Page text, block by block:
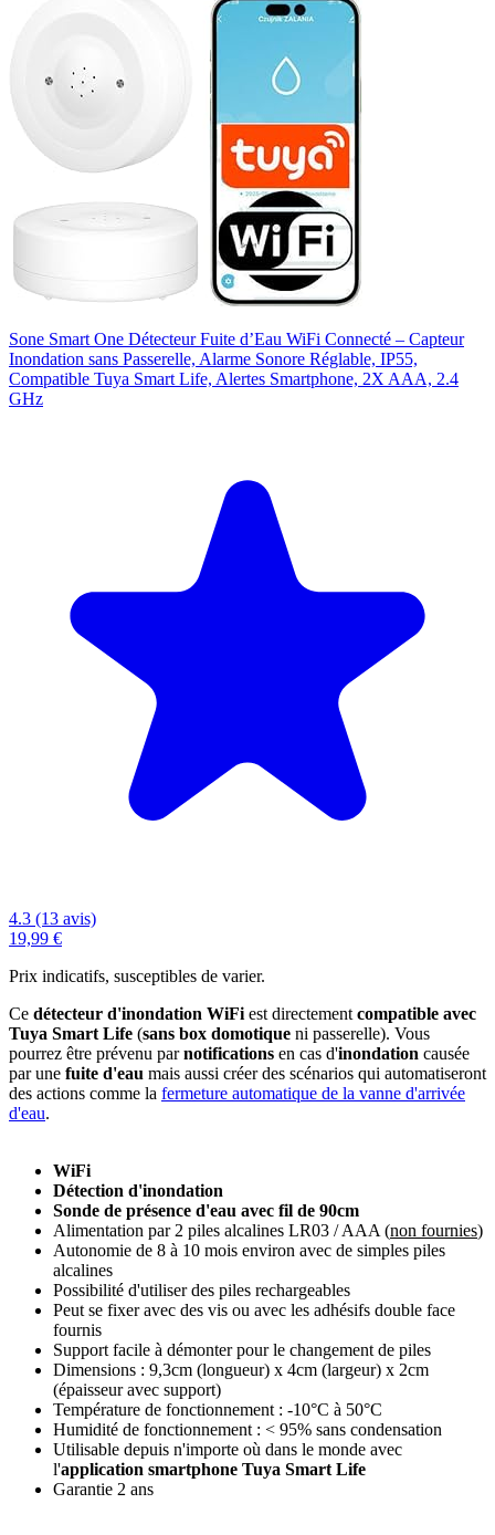
Sone Smart One Détecteur Fuite d’Eau WiFi Connecté – Capteur
Inondation sans Passerelle, Alarme Sonore Réglable, IP55,
Compatible Tuya Smart Life, Alertes Smartphone, 2X AAA, 2.4
GHz
4.3 (13 avis)
19,99 €
Prix indicatifs, susceptibles de varier.
Ce détecteur d'inondation WiFi est directement compatible avec
Tuya Smart Life (sans box domotique ni passerelle). Vous
pourrez être prévenu parnotifications en cas d'inondation causée
par une fuite d'eau mais aussi créer des scénarios qui automatiseront
des actions comme la fermeture automatique de la vanne d'arrivée
d'eau.
WiFi
Détection d'inondation
Sonde de présence d'eau avec fil de 90cm
Alimentation par 2 piles alcalines LR03 / AAA (non fournies)
Autonomie de 8 à 10 mois environ avec de simples piles
alcalines
Possibilité d'utiliser des piles rechargeables
Peut se fixer avec des vis ou avec les adhésifs double face
fournis
Support facile à démonter pour le changement de piles
Dimensions : 9,3cm (longueur) x 4cm (largeur) x 2cm
(épaisseur avec support)
Température de fonctionnement : -10°C à 50°C
Humidité de fonctionnement : < 95% sans condensation
Utilisable depuis n'importe où dans le monde avec
l'application smartphone Tuya Smart Life
Garantie 2 ans